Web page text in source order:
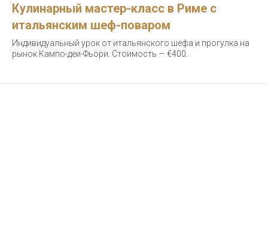
Кулинарный мастер-класс в Риме c
итальянским шеф-поваром
Индивидуальный урок от итальянского шефа и прогулка на
рынок Кампо-деи-Фьори. Стоимость — €400.